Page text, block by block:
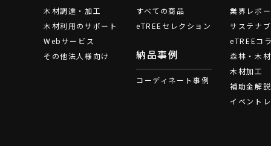
木材調達・加工
木材利用のサポート
Webサービス
その他法人様向け
すべての商品
eTREEセレクション
納品事例
コーディネート事例
業界レポ
サステナ
eTREEコ
森林・木
木材加工
補助金解説
イベント